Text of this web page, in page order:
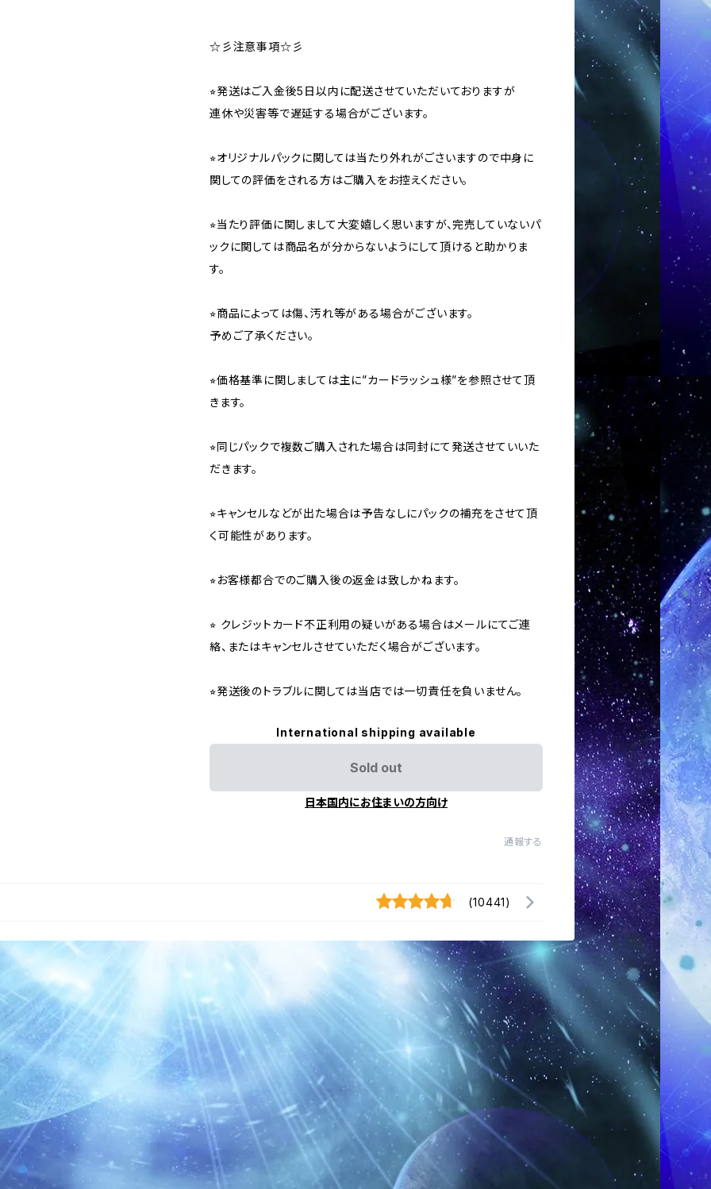
☆彡注意事項☆彡
⭐︎発送はご入金後5日以内に配送させていただいておりますが
連休や災害等で遅延する場合がございます。
⭐︎オリジナルパックに関しては当たり外れがごさいますので中身に
関しての評価をされる方はご購入をお控えください。
⭐︎当たり評価に関しまして大変嬉しく思いますが、完売していないパ
ックに関しては商品名が分からないようにして頂けると助かりま
す。
⭐︎商品によっては傷、汚れ等がある場合がございます。
予めご了承ください。
⭐︎価格基準に関しましては主に”カードラッシュ様”を参照させて頂
きます。
⭐︎同じパックで複数ご購入された場合は同封にて発送させていいた
だきます。
⭐︎キャンセルなどが出た場合は予告なしにパックの補充をさせて頂
く可能性があります。
⭐︎お客様都合でのご購入後の返金は致しかねます。
⭐︎ クレジットカード不正利用の疑いがある場合はメールにてご連
絡、またはキャンセルさせていただく場合がございます。
⭐︎発送後のトラブルに関しては当店では一切責任を負いません。
International shipping available
Sold out
日本国内にお住まいの方向け
通報する
(10441)